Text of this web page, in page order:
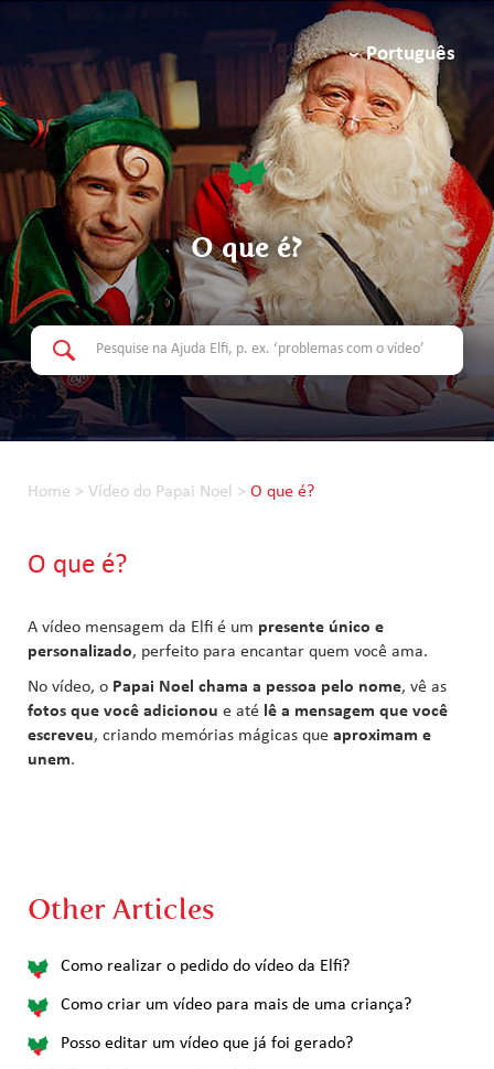
Português
O que é?
Home > Vídeo do Papai Noel > O que é?
O que é?
A vídeo mensagem da Elfi é um presente único e
personalizado, perfeito para encantar quem você ama.
No vídeo, o Papai Noel chama a pessoa pelo nome, vê as
fotos que você adicionou e até lê a mensagem que você
escreveu, criando memórias mágicas que aproximam e
unem.
Other Articles
Como realizar o pedido do vídeo da Elfi?
Como criar um vídeo para mais de uma criança?
Posso editar um vídeo que já foi gerado?